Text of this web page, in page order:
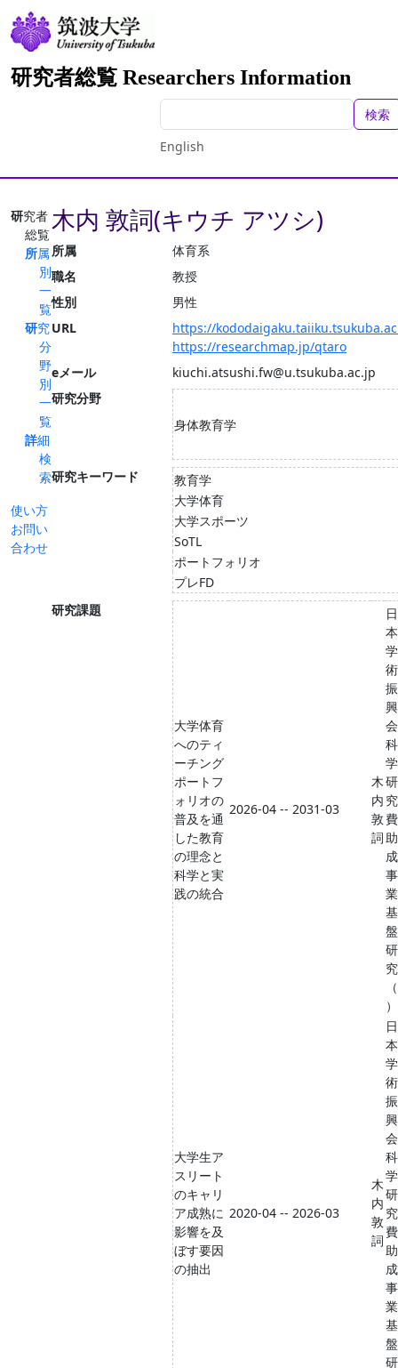
研究者総覧 Researchers Information
検索
English
研究者
総覧
所属
別
一
覧
研究
分
野
別
一
覧
詳細
検
索
使い方
お問い
合わせ
木内 敦詞(キウチ アツシ)
所属
体育系
職名
教授
性別
男性
URL
https://
https://researchmap.jp/qtaro
eメール
kiuchi.atsushi.fw@u.tsukuba.ac.jp
研究分野
身体教育学
研究キーワード
教育学
大学体育
大学スポーツ
SoTL
ポートフォリオ
プレFD
研究課題
大学体育
へのティ
ーチング
ポートフ
ォリオの
普及を通
した教育
の理念と
科学と実
践の統合
2026-04 -- 2031-03
木
内
敦
詞
日
本
学
術
振
興
科
学
研
究
費
助
成
事
業
基
盤
研
究
）
大学生ア
スリート
のキャリ
ア成熟に
影響を及
ぼす要因
の抽出
2020-04 -- 2026-03
木
内
敦
詞
日
本
学
術
振
興
科
学
研
究
費
助
成
事
業
基
盤
研